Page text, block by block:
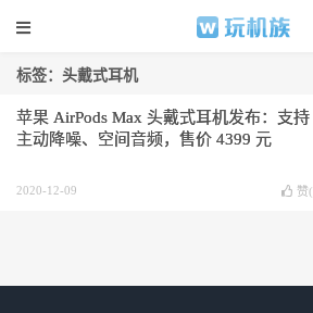
标签：头戴式耳机
苹果 AirPods Max 头戴式耳机发布：支持
主动降噪、空间音频，售价 4399 元
2020-12-09 赞(